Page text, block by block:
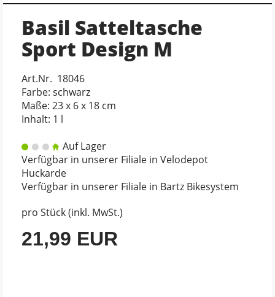
Basil Satteltasche
Sport Design M
Art.Nr. 18046
Farbe: schwarz
Maße: 23 x 6 x 18 cm
Inhalt: 1 l
Auf Lager
Verfügbar in unserer Filiale in Velodepot
Huckarde
Verfügbar in unserer Filiale in Bartz Bikesystem
pro Stück (inkl. MwSt.)
21,99 EUR